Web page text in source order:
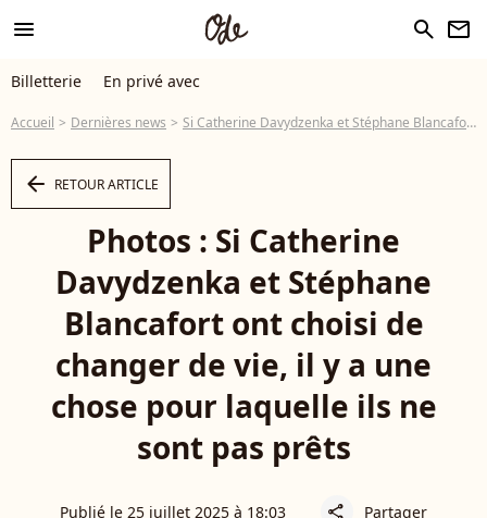
menu search newsletter
Billetterie En privé avec
Accueil Dernières news Si Catherine Davydzenka et Stéphane Blancafort ont choisi de changer de vie, il y a une chose pour laquelle ils ne sont pas prêts
arrow_left RETOUR ARTICLE
Photos : Si Catherine
Davydzenka et Stéphane
Blancafort ont choisi de
changer de vie, il y a une
chose pour laquelle ils ne
sont pas prêts
Publié le 25 juillet 2025 à 18:03 share Partager